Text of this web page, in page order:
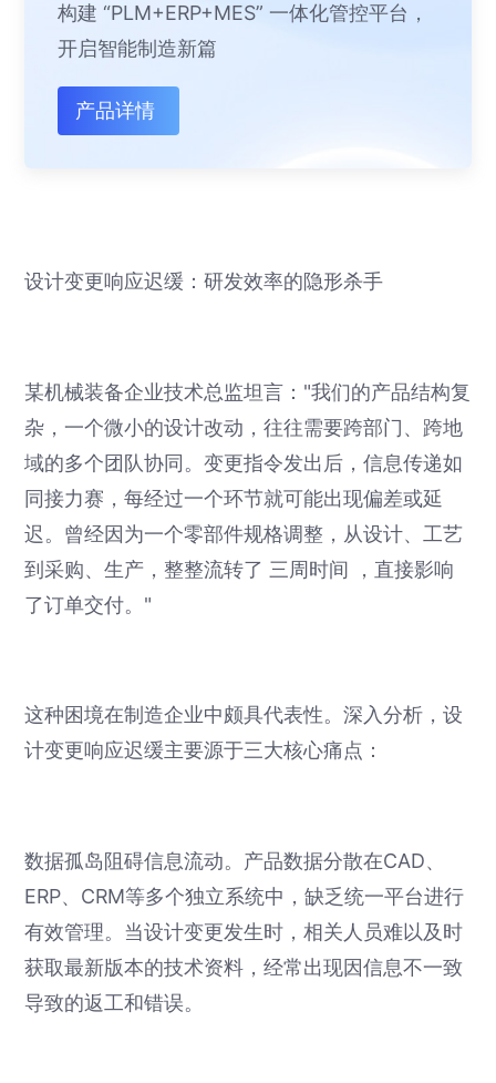
构建 “PLM+ERP+MES” 一体化管控平台，
开启智能制造新篇
产品详情
设计变更响应迟缓：研发效率的隐形杀手
某机械装备企业技术总监坦言："我们的产品结构复
杂，一个微小的设计改动，往往需要跨部门、跨地
域的多个团队协同。变更指令发出后，信息传递如
同接力赛，每经过一个环节就可能出现偏差或延
迟。曾经因为一个零部件规格调整，从设计、工艺
到采购、生产，整整流转了 三周时间 ，直接影响
了订单交付。"
这种困境在制造企业中颇具代表性。深入分析，设
计变更响应迟缓主要源于三大核心痛点：
数据孤岛阻碍信息流动。产品数据分散在CAD、
ERP、CRM等多个独立系统中，缺乏统一平台进行
有效管理。当设计变更发生时，相关人员难以及时
获取最新版本的技术资料，经常出现因信息不一致
导致的返工和错误。